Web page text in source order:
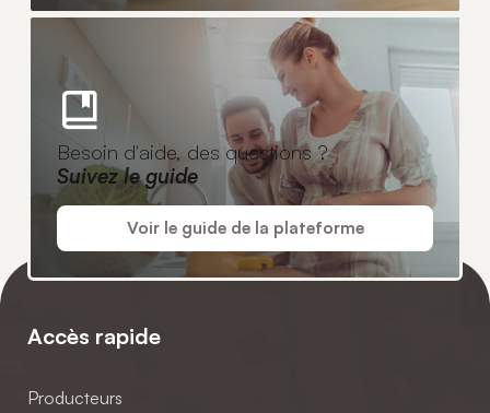
Besoin d'aide, des questions ?
Suivez le guide
Voir le guide de la plateforme
Accès rapide
Producteurs